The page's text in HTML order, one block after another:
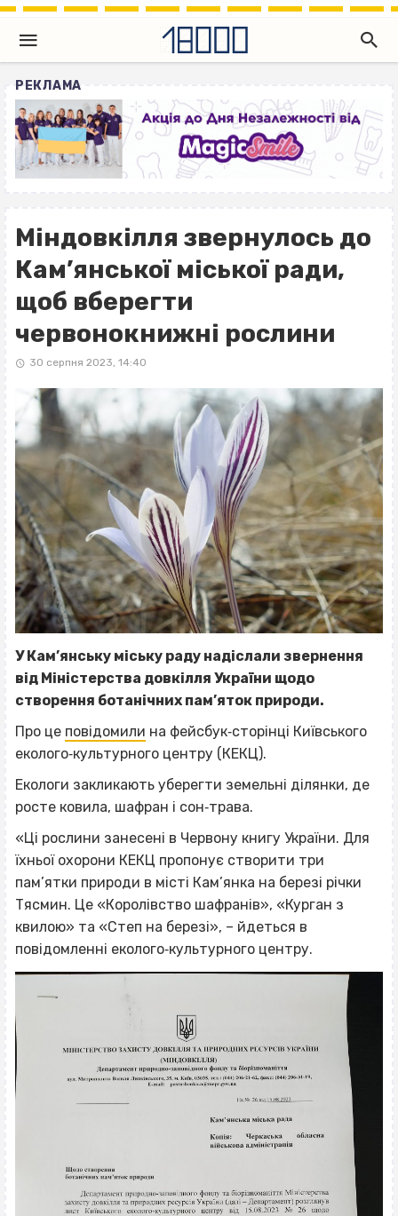
РЕКЛАМА
Міндовкілля звернулось до
Кам’янської міської ради,
щоб вберегти
червонокнижні рослини
30 серпня 2023, 14:40
У Кам’янську міську раду надіслали звернення
від Міністерства довкілля України щодо
створення ботанічних пам’яток природи.
Про це повідомили на фейсбук‐сторінці Київського
еколого‐культурного центру (КЕКЦ).
Екологи закликають уберегти земельні ділянки, де
росте ковила, шафран і сон‐трава.
«Ці рослини занесені в Червону книгу України. Для
їхньої охорони КЕКЦ пропонує створити три
пам’ятки природи в місті Кам’янка на березі річки
Тясмин. Це «Королівство шафранів», «Курган з
квилою» та «Степ на березі», – йдеться в
повідомленні еколого‐культурного центру.